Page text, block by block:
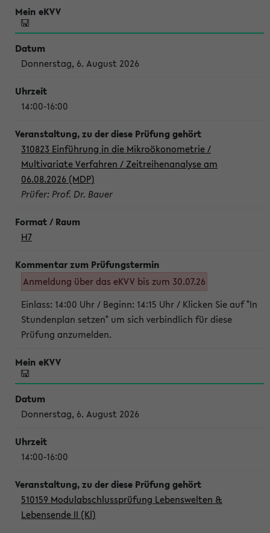
Donnerstag, 6. August 2026
14:00-16:00
310823 Einführung in die Mikroökonometrie /
Multivariate Verfahren / Zeitreihenanalyse am
06.08.2026 (MDP)
Prüfer: Prof. Dr. Bauer
H7
Anmeldung über das eKVV bis zum 30.07.26
Einlass: 14:00 Uhr / Beginn: 14:15 Uhr / Klicken Sie auf "In
Stundenplan setzen" um sich verbindlich für diese
Prüfung anzumelden.
Donnerstag, 6. August 2026
14:00-16:00
510159 Modulabschlussprüfung Lebenswelten &
Lebensende II (Kl)